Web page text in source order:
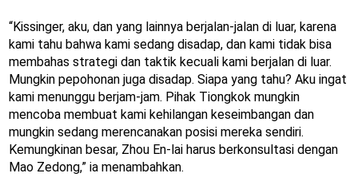
“Kissinger, aku, dan yang lainnya berjalan-jalan di luar, karena
kami tahu bahwa kami sedang disadap, dan kami tidak bisa
membahas strategi dan taktik kecuali kami berjalan di luar.
Mungkin pepohonan juga disadap. Siapa yang tahu? Aku ingat
kami menunggu berjam-jam. Pihak Tiongkok mungkin
mencoba membuat kami kehilangan keseimbangan dan
mungkin sedang merencanakan posisi mereka sendiri.
Kemungkinan besar, Zhou En-lai harus berkonsultasi dengan
Mao Zedong,” ia menambahkan.